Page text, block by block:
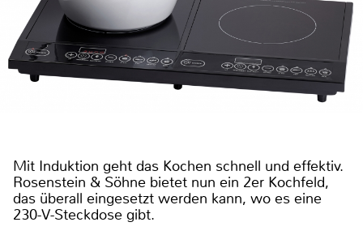
Mit Induktion geht das Kochen schnell und effektiv.
Rosenstein & Söhne bietet nun ein 2er Kochfeld,
das überall eingesetzt werden kann, wo es eine
230-V-Steckdose gibt.